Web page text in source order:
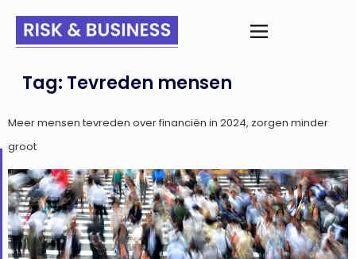
Tag: Tevreden mensen
Meer mensen tevreden over financiën in 2024, zorgen minder
groot